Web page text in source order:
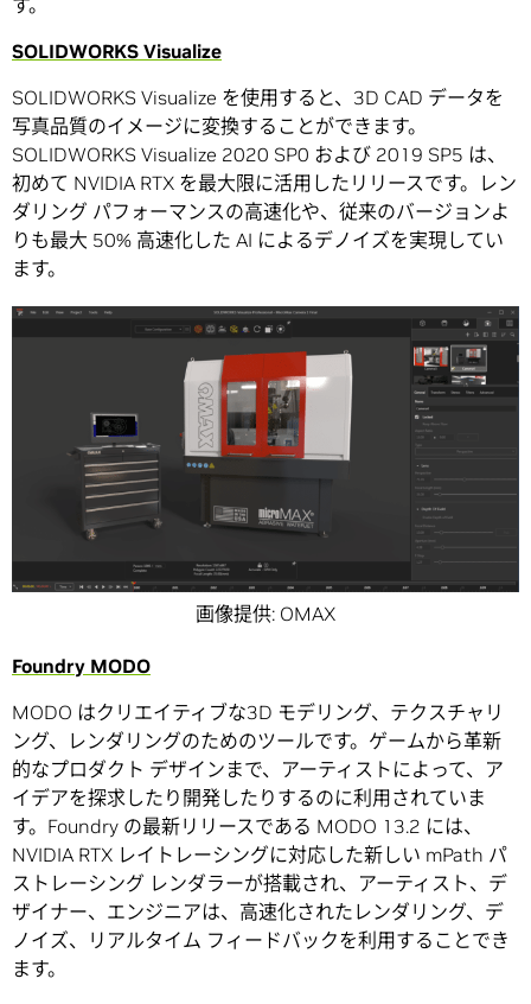
す。
SOLIDWORKS Visualize
SOLIDWORKS Visualize を使用すると、3D CAD データを
写真品質のイメージに変換することができます。
SOLIDWORKS Visualize 2020 SP0 および 2019 SP5 は、
初めて NVIDIA RTX を最大限に活用したリリースです。レン
ダリング パフォーマンスの高速化や、従来のバージョンよ
りも最大 50% 高速化した AI によるデノイズを実現してい
ます。
画像提供: OMAX
Foundry MODO
MODO はクリエイティブな3D モデリング、テクスチャリ
ング、レンダリングのためのツールです。ゲームから革新
的なプロダクト デザインまで、アーティストによって、ア
イデアを探求したり開発したりするのに利用されていま
す。Foundry の最新リリースである MODO 13.2 には、
NVIDIA RTX レイトレーシングに対応した新しい mPath パ
ストレーシング レンダラーが搭載され、アーティスト、デ
ザイナー、エンジニアは、高速化されたレンダリング、デ
ノイズ、リアルタイム フィードバックを利用することでき
ます。